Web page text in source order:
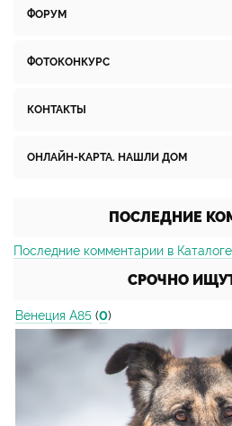
ФОРУМ
ФОТОКОНКУРС
КОНТАКТЫ
ОНЛАЙН-КАРТА. НАШЛИ ДОМ
ПОСЛЕДНИЕ
Последние комментарии в
СРОЧНО
Венеция А85 (0)